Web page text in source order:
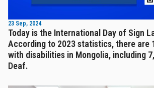
23 Sep, 2024
Today is the International Day of Sign
According to 2023 statistics, there are
with disabilities in Mongolia, including
Deaf.